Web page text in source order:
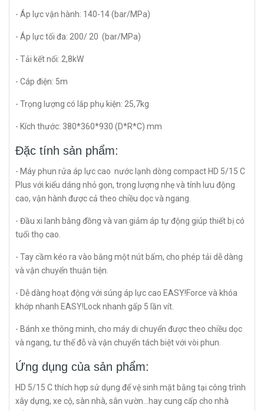
- Áp lực vận hành: 140-14 (bar/MPa)
- Áp lực tối đa: 200/ 20 (bar/MPa)
- Tải kết nối: 2,8kW
- Cáp điện: 5m
- Trọng lượng có lắp phụ kiện: 25,7kg
- Kích thước: 380*360*930 (D*R*C) mm
Đặc tính sản phẩm:
- Máy phun rửa áp lực cao nước lạnh dòng compact HD 5/15 C
Plus với kiểu dáng nhỏ gọn, trọng lượng nhẹ và tính lưu động
cao, vận hành được cả theo chiều dọc và ngang.
- Đầu xi lanh bằng đồng và van giảm áp tự động giúp thiết bị có
tuổi thọ cao.
- Tay cầm kéo ra vào bằng một nút bấm, cho phép tải dễ dàng
và vận chuyển thuận tiện.
- Dễ dàng hoạt động với súng áp lực cao EASY!Force và khóa
khớp nhanh EASY!Lock nhanh gấp 5 lần vít.
- Bánh xe thông minh, cho máy di chuyển được theo chiều dọc
và ngang, tư thế đỗ và vận chuyển tách biệt với vòi phun.
Ứng dụng của sản phẩm:
HD 5/15 C thích hợp sử dụng để vệ sinh mặt bằng tại công trình
xây dựng, xe cộ, sàn nhà, sân vườn...hay cung cấp cho nhà